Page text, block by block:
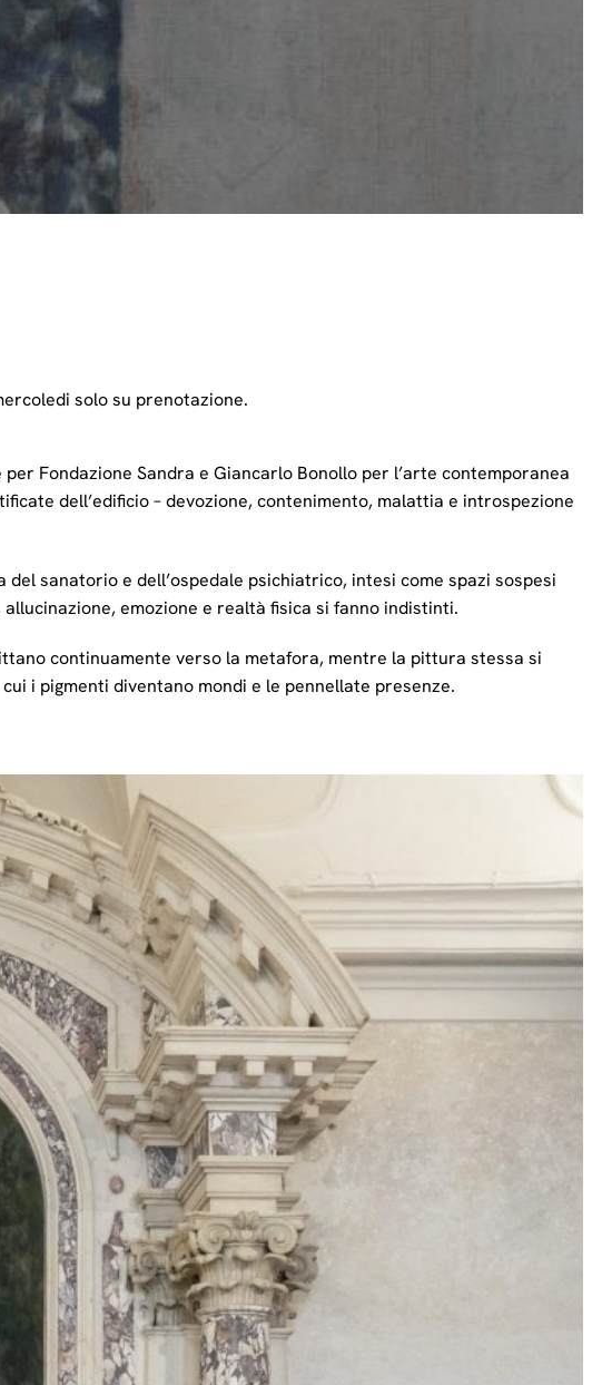
solo su prenotazione.
Fondazione Sandra e Giancarlo Bonollo per l’arte contemporanea
dell’edificio – devozione, contenimento, malattia e introspezione
sanatorio e dell’ospedale psichiatrico, intesi come spazi sospesi
emozione e realtà fisica si fanno indistinti.
continuamente verso la metafora, mentre la pittura stessa si
i pigmenti diventano mondi e le pennellate presenze.